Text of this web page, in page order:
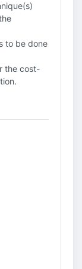
to be done
the cost-